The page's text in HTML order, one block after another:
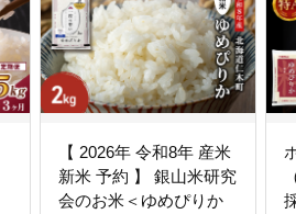
【 2026年 令和8年 産米
新米 予約 】 銀山米研究
会のお米＜ゆめぴりか